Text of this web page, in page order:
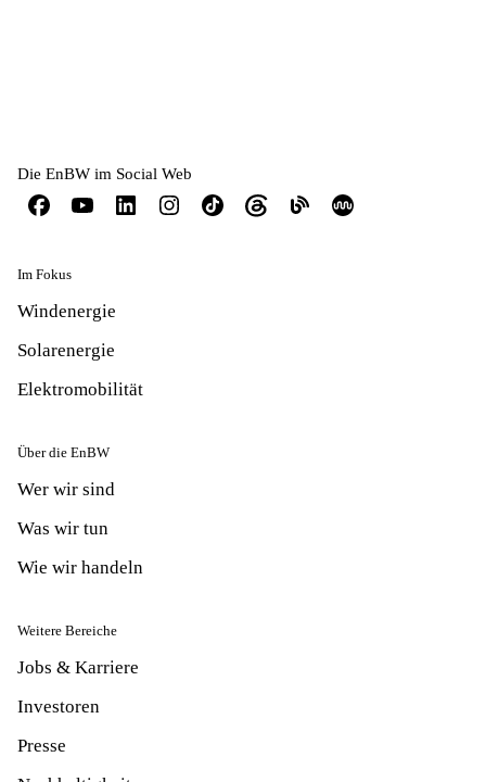
Die EnBW im Social Web
Im Fokus
Windenergie
Solarenergie
Elektromobilität
Über die EnBW
Wer wir sind
Was wir tun
Wie wir handeln
Weitere Bereiche
Jobs & Karriere
Investoren
Presse